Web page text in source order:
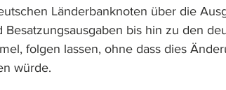
Länderbanknoten über die
bis hin zu den
folgen lassen, ohne dass dies
würde.